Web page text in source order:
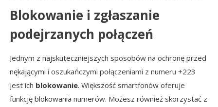
Blokowanie i zgłaszanie
podejrzanych połączeń
Jednym z najskuteczniejszych sposobów na ochronę przed
nękającymi i oszukańczymi połączeniami z numeru +223
jest ich blokowanie. Większość smartfonów oferuje
funkcję blokowania numerów. Możesz również skorzystać z